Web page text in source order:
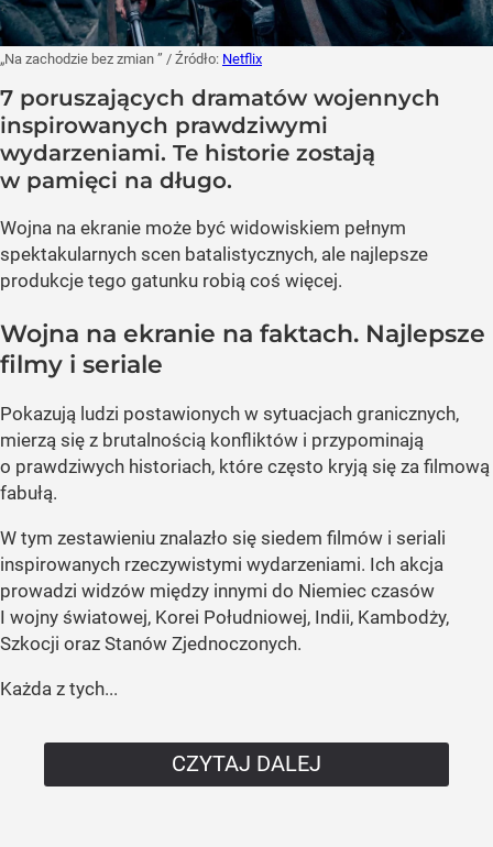
„Na zachodzie bez zmian ” / Źródło: Netflix
7 poruszających dramatów wojennych
inspirowanych prawdziwymi
wydarzeniami. Te historie zostają
w pamięci na długo.
Wojna na ekranie może być widowiskiem pełnym
spektakularnych scen batalistycznych, ale najlepsze
produkcje tego gatunku robią coś więcej.
Wojna na ekranie na faktach. Najlepsze
filmy i seriale
Pokazują ludzi postawionych w sytuacjach granicznych,
mierzą się z brutalnością konfliktów i przypominają
o prawdziwych historiach, które często kryją się za filmową
fabułą.
W tym zestawieniu znalazło się siedem filmów i seriali
inspirowanych rzeczywistymi wydarzeniami. Ich akcja
prowadzi widzów między innymi do Niemiec czasów
I wojny światowej, Korei Południowej, Indii, Kambodży,
Szkocji oraz Stanów Zjednoczonych.
Każda z tych...
CZYTAJ DALEJ